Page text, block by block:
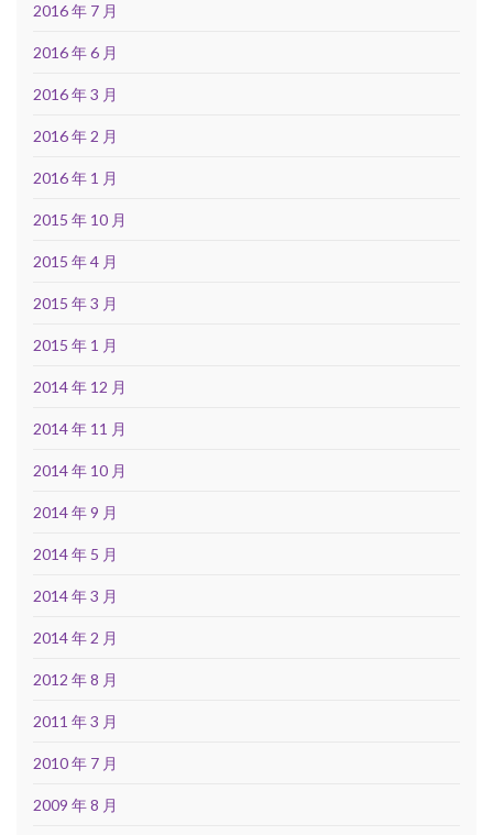
2016 年 7 月
2016 年 6 月
2016 年 3 月
2016 年 2 月
2016 年 1 月
2015 年 10 月
2015 年 4 月
2015 年 3 月
2015 年 1 月
2014 年 12 月
2014 年 11 月
2014 年 10 月
2014 年 9 月
2014 年 5 月
2014 年 3 月
2014 年 2 月
2012 年 8 月
2011 年 3 月
2010 年 7 月
2009 年 8 月